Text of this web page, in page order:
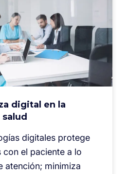
digital en la
digitales protege
con el paciente a lo
atención; minimiza